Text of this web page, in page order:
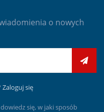
o nowych
Zaloguj się
się, w jaki sposób